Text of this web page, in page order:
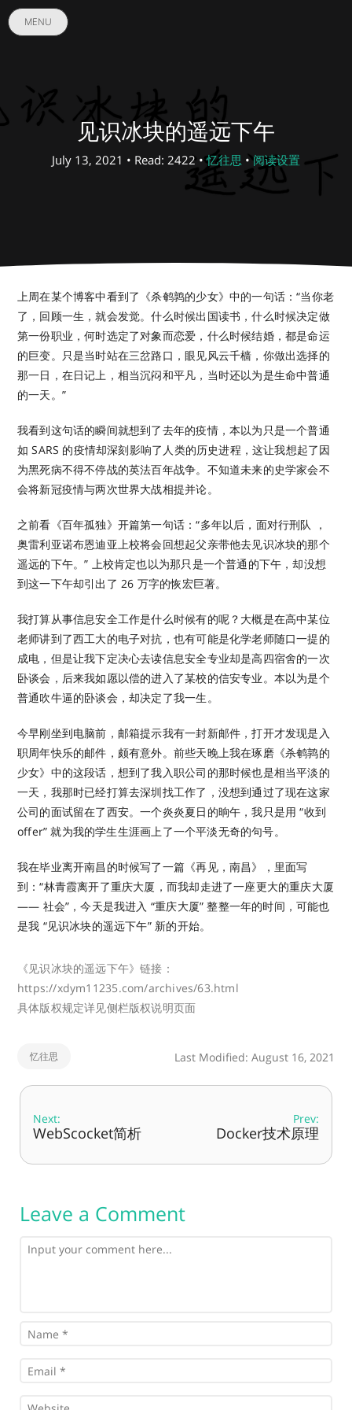
MENU
见识冰块的遥远下午
July 13, 2021 • Read: 2422 •忆往思 • 阅读设置
上周在某个博客中看到了《杀鹌鹑的少女》中的一句话：“当你老
了，回顾一生，就会发觉。什么时候出国读书，什么时候决定做
第一份职业，何时选定了对象而恋爱，什么时候结婚，都是命运
的巨变。只是当时站在三岔路口，眼见风云千樯，你做出选择的
那一日，在日记上，相当沉闷和平凡，当时还以为是生命中普通
的一天。”
我看到这句话的瞬间就想到了去年的疫情，本以为只是一个普通
如 SARS 的疫情却深刻影响了人类的历史进程，这让我想起了因
为黑死病不得不停战的英法百年战争。不知道未来的史学家会不
会将新冠疫情与两次世界大战相提并论。
之前看《百年孤独》开篇第一句话：“多年以后，面对行刑队 ，
奥雷利亚诺布恩迪亚上校将会回想起父亲带他去见识冰块的那个
遥远的下午。” 上校肯定也以为那只是一个普通的下午，却没想
到这一下午却引出了 26 万字的恢宏巨著。
我打算从事信息安全工作是什么时候有的呢？大概是在高中某位
老师讲到了西工大的电子对抗，也有可能是化学老师随口一提的
成电，但是让我下定决心去读信息安全专业却是高四宿舍的一次
卧谈会，后来我如愿以偿的进入了某校的信安专业。本以为是个
普通吹牛逼的卧谈会，却决定了我一生。
今早刚坐到电脑前，邮箱提示我有一封新邮件，打开才发现是入
职周年快乐的邮件，颇有意外。前些天晚上我在琢磨《杀鹌鹑的
少女》中的这段话，想到了我入职公司的那时候也是相当平淡的
一天，我那时已经打算去深圳找工作了，没想到通过了现在这家
公司的面试留在了西安。一个炎炎夏日的晌午，我只是用 “收到
offer” 就为我的学生生涯画上了一个平淡无奇的句号。
我在毕业离开南昌的时候写了一篇《再见，南昌》，里面写
到：“林青霞离开了重庆大厦，而我却走进了一座更大的重庆大厦
—— 社会”，今天是我进入 “重庆大厦” 整整一年的时间，可能也
是我 “见识冰块的遥远下午” 新的开始。
《见识冰块的遥远下午》链接：
https://xdym11235.com/archives/63.html
具体版权规定详见侧栏版权说明页面
忆往思 Last Modified: August 16, 2021
Next:
WebScocket简析
Prev:
Docker技术原理
Leave a Comment